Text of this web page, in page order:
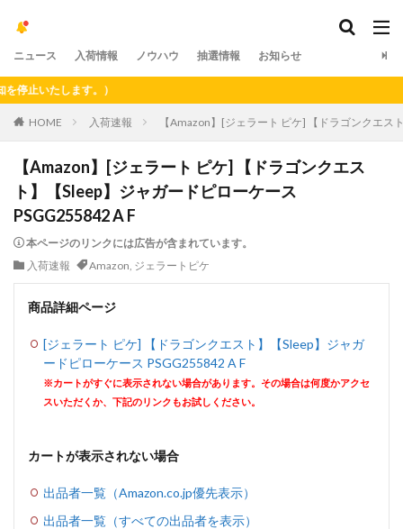
ニュース 入荷情報 ノウハウ 抽選情報 お知らせ
たします。）
HOME 入荷速報 【Amazon】[ジェラート ピケ] 【ドラゴンクエス
【Amazon】[ジェラート ピケ] 【ドラゴンクエス
ト】【Sleep】ジャガードピローケース
PSGG255842 A F
本ページのリンクには広告が含まれています。
入荷速報
Amazon, ジェラートピケ
商品詳細ページ
[ジェラート ピケ] 【ドラゴンクエスト】【Sleep】ジャガ
ードピローケース PSGG255842 A F
※カートがすぐに表示されない場合があります。その場合は何度かアクセ
スいただくか、下記のリンクもお試しください。
カートが表示されない場合
出品者一覧（Amazon.co.jp優先表示）
出品者一覧（すべての出品者を表示）